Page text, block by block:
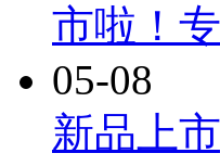
市啦！
05-08
新品上